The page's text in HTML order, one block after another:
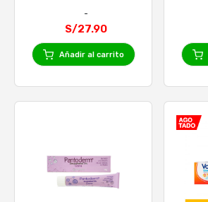
S/27.90
Añadir al carrito